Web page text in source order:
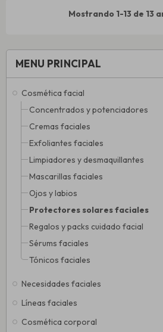
MENU PRINCIPAL
Cosmética facial
Concentrados y potenciadores
Cremas faciales
Exfoliantes faciales
Limpiadores y desmaquillantes
Mascarillas faciales
Ojos y labios
Protectores solares faciales
Regalos y packs cuidado facial
Sérums faciales
Tónicos faciales
Necesidades faciales
Líneas faciales
Cosmética corporal
Mostrando 1-13 de 13